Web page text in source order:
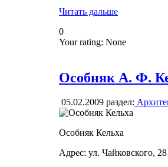
Читать дальше
0
Your rating: None
Особняк А. Ф.
05.02.2009 раздел:
Особняк Кельха
Адрес: ул. Чайковского, 28